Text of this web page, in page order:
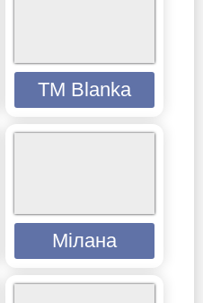
TM Blanka
Мілана